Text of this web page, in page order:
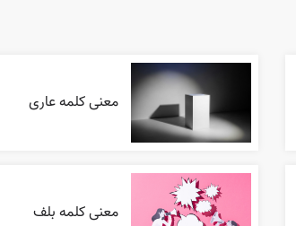
معنی کلمه عاری
معنی کلمه بلف